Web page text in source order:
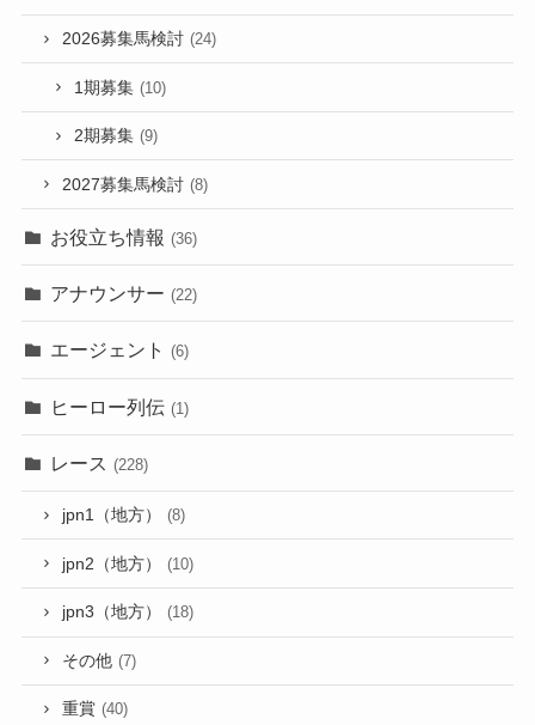
2026募集馬検討 (24)
1期募集 (10)
2期募集 (9)
2027募集馬検討 (8)
お役立ち情報 (36)
アナウンサー (22)
エージェント (6)
ヒーロー列伝 (1)
レース (228)
jpn1（地方） (8)
jpn2（地方） (10)
jpn3（地方） (18)
その他 (7)
重賞 (40)